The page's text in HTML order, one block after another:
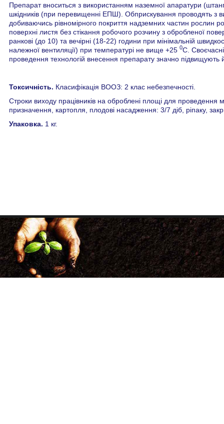
Препарат вноситься з використанням наземної апаратури
шкідників (при перевищенні ЕПШ). Обприскування проводять з
добиваючись рівномірного покриття надземних частин рослин
поверхні листя без стікання робочого розчину з обробленої
ранкові (до 10) та вечірні (18-22) години при мінімальній
належної вентиляції) при температурі не вище +25 0С.
проведення технологій внесення препарату значно підвищують
Токсичність. Класифікація ВООЗ: 2 клас небезпечності.
Строки виходу працівників на оброблені площі для проведення
призначення, картопля, плодові насадження: 3/7 діб, ріпаку,
Упаковка. 1 кг.